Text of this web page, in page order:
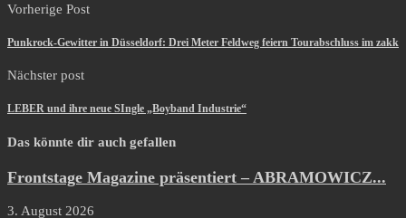
Vorherige Post
Punkrock-Gewitter in Düsseldorf: Drei Meter Feldweg feiern Tourabschluss im zakk
Nächster post
LEBER und ihre neue SIngle „Boyband Industrie“
Das könnte dir auch gefallen
Frontstage Magazine präsentiert – ABRAMOWICZ...
3. August 2026